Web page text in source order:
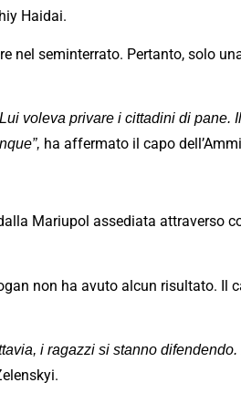
Haidai.
nel seminterrato. Pertanto, solo
voleva privare i cittadini di
ha affermato il capo
Mariupol assediata attraverso
non ha avuto alcun risultato.
i ragazzi si stanno